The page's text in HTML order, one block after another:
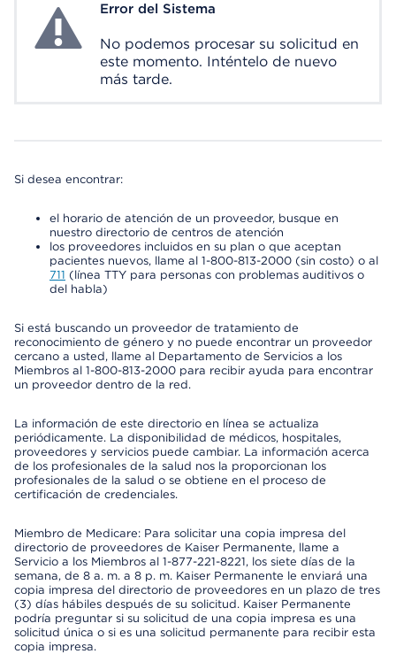
System ErrorError del Sistema
No podemos procesar su solicitud en
este momento. Inténtelo de nuevo
más tarde.
Si desea encontrar:
el horario de atención de un proveedor, busque en
nuestro directorio de centros de atención
los proveedores incluidos en su plan o que aceptan
pacientes nuevos, llame al 1-800-813-2000 (sin costo) o al
711 (línea TTY para personas con problemas auditivos o
del habla)
Si está buscando un proveedor de tratamiento de
reconocimiento de género y no puede encontrar un proveedor
cercano a usted, llame al Departamento de Servicios a los
Miembros al 1-800-813-2000 para recibir ayuda para encontrar
un proveedor dentro de la red.
La información de este directorio en línea se actualiza
periódicamente. La disponibilidad de médicos, hospitales,
proveedores y servicios puede cambiar. La información acerca
de los profesionales de la salud nos la proporcionan los
profesionales de la salud o se obtiene en el proceso de
certificación de credenciales.
Miembro de Medicare: Para solicitar una copia impresa del
directorio de proveedores de Kaiser Permanente, llame a
Servicio a los Miembros al 1-877-221-8221, los siete días de la
semana, de 8 a. m. a 8 p. m. Kaiser Permanente le enviará una
copia impresa del directorio de proveedores en un plazo de tres
(3) días hábiles después de su solicitud. Kaiser Permanente
podría preguntar si su solicitud de una copia impresa es una
solicitud única o si es una solicitud permanente para recibir esta
copia impresa.